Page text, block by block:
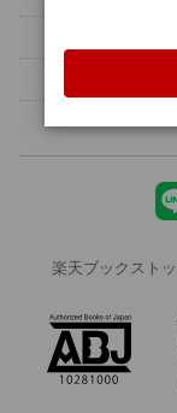
絵本・児童書
楽天ブックスト